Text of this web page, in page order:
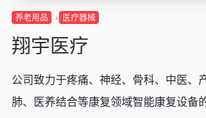
养老用品 医疗器械
翔宇医疗
公司致力于疼痛、神经、骨科、中医、
肺、医养结合等康复领域智能康复设备